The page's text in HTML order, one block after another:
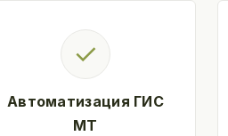
✓
Автоматизация ГИС
МТ